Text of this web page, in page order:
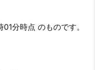
分時点 のものです。